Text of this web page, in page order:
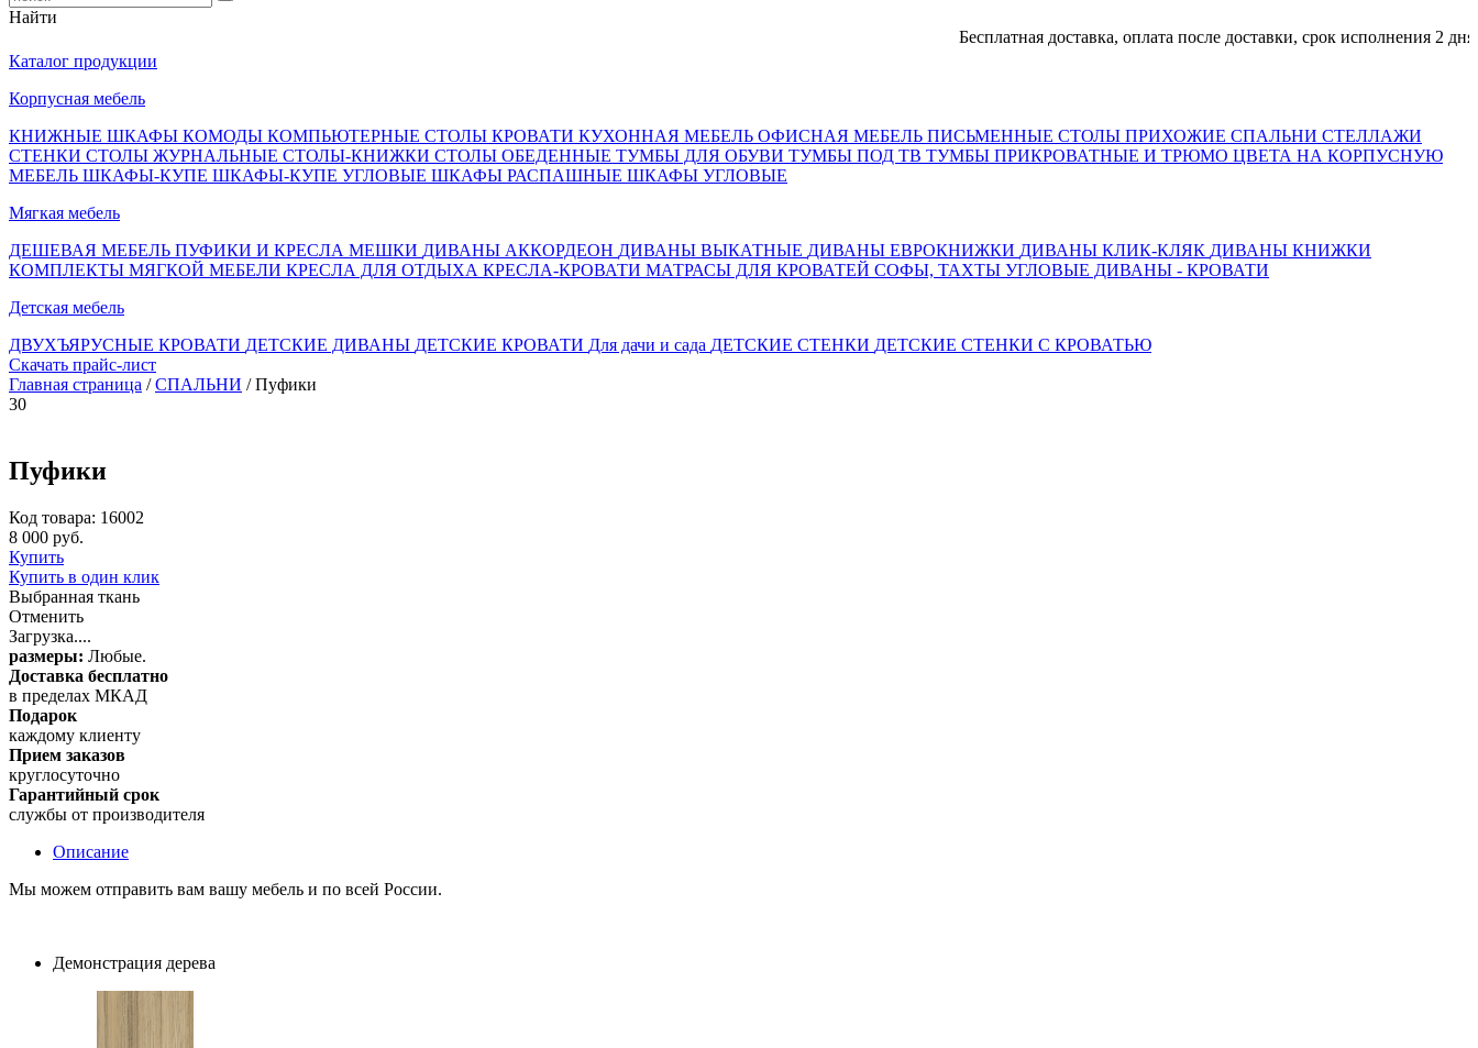
Найти
Бесплатная доставка, оплата после доставки, срок исполнения 2 дня
Каталог продукции
Корпусная мебель
КНИЖНЫЕ ШКАФЫ КОМОДЫ КОМПЬЮТЕРНЫЕ СТОЛЫ КРОВАТИ КУХОННАЯ МЕБЕЛЬ ОФИСНАЯ МЕБЕЛЬ ПИСЬМЕННЫЕ СТОЛЫ ПРИХОЖИЕ СПАЛЬНИ СТЕЛЛАЖИ
СТЕНКИ СТОЛЫ ЖУРНАЛЬНЫЕ СТОЛЫ-КНИЖКИ СТОЛЫ ОБЕДЕННЫЕ ТУМБЫ ДЛЯ ОБУВИ ТУМБЫ ПОД ТВ ТУМБЫ ПРИКРОВАТНЫЕ И ТРЮМО ЦВЕТА НА КОРПУСНУЮ
МЕБЕЛЬ ШКАФЫ-КУПЕ ШКАФЫ-КУПЕ УГЛОВЫЕ ШКАФЫ РАСПАШНЫЕ ШКАФЫ УГЛОВЫЕ
Мягкая мебель
ДЕШЕВАЯ МЕБЕЛЬ ПУФИКИ И КРЕСЛА МЕШКИ ДИВАНЫ АККОРДЕОН ДИВАНЫ ВЫКАТНЫЕ ДИВАНЫ ЕВРОКНИЖКИ ДИВАНЫ КЛИК-КЛЯК ДИВАНЫ КНИЖКИ
КОМПЛЕКТЫ МЯГКОЙ МЕБЕЛИ КРЕСЛА ДЛЯ ОТДЫХА КРЕСЛА-КРОВАТИ МАТРАСЫ ДЛЯ КРОВАТЕЙ СОФЫ, ТАХТЫ УГЛОВЫЕ ДИВАНЫ - КРОВАТИ
Детская мебель
ДВУХЪЯРУСНЫЕ КРОВАТИ ДЕТСКИЕ ДИВАНЫ ДЕТСКИЕ КРОВАТИ Для дачи и сада ДЕТСКИЕ СТЕНКИ ДЕТСКИЕ СТЕНКИ С КРОВАТЬЮ
Скачать прайс-лист
Главная страница /СПАЛЬНИ / Пуфики
30
Пуфики
Код товара: 16002
8 000 руб.
Купить
Купить в один клик
Выбранная ткань
Отменить
Загрузка....
размеры: Любые.
Доставка бесплатно
в пределах МКАД
Подарок
каждому клиенту
Прием заказов
круглосуточно
Гарантийный срок
службы от производителя
Описание
Мы можем отправить вам вашу мебель и по всей России.
Демонстрация дерева